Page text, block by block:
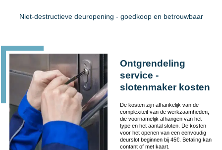
Niet-destructieve deuropening - goedkoop en betrouwbaar
Ontgrendeling
service -
slotenmaker kosten
De kosten zijn afhankelijk van de
complexiteit van de werkzaamheden,
die voornamelijk afhangen van het
type en het aantal sloten. De kosten
voor het openen van een eenvoudig
deurslot beginnen bij 45€. Betaling kan
contant of met kaart.